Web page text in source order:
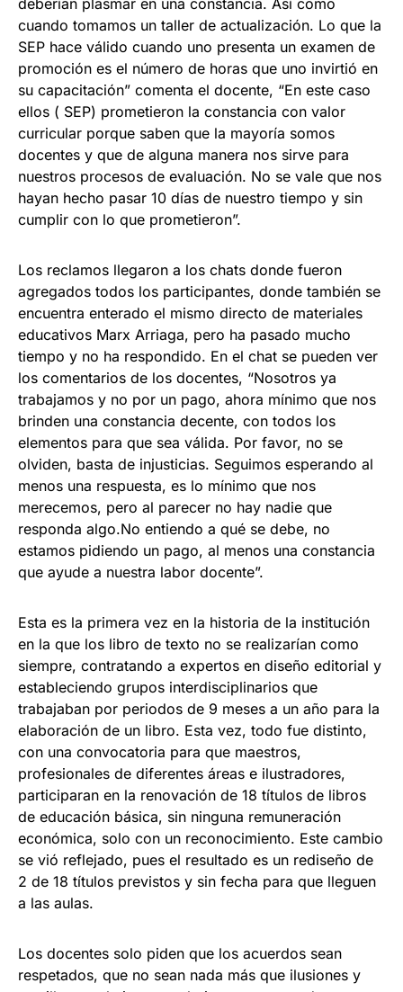
cuando tomamos un taller de actualización. Lo que la
SEP hace válido cuando uno presenta un examen de
promoción es el número de horas que uno invirtió en
su capacitación” comenta el docente, “En este caso
ellos ( SEP) prometieron la constancia con valor
curricular porque saben que la mayoría somos
docentes y que de alguna manera nos sirve para
nuestros procesos de evaluación. No se vale que nos
hayan hecho pasar 10 días de nuestro tiempo y sin
cumplir con lo que prometieron”.
Los reclamos llegaron a los chats donde fueron
agregados todos los participantes, donde también se
encuentra enterado el mismo directo de materiales
educativos Marx Arriaga, pero ha pasado mucho
tiempo y no ha respondido. En el chat se pueden ver
los comentarios de los docentes, “Nosotros ya
trabajamos y no por un pago, ahora mínimo que nos
brinden una constancia decente, con todos los
elementos para que sea válida. Por favor, no se
olviden, basta de injusticias. Seguimos esperando al
menos una respuesta, es lo mínimo que nos
merecemos, pero al parecer no hay nadie que
responda algo.No entiendo a qué se debe, no
estamos pidiendo un pago, al menos una constancia
que ayude a nuestra labor docente”.
Esta es la primera vez en la historia de la institución
en la que los libro de texto no se realizarían como
siempre, contratando a expertos en diseño editorial y
estableciendo grupos interdisciplinarios que
trabajaban por periodos de 9 meses a un año para la
elaboración de un libro. Esta vez, todo fue distinto,
con una convocatoria para que maestros,
profesionales de diferentes áreas e ilustradores,
participaran en la renovación de 18 títulos de libros
de educación básica, sin ninguna remuneración
económica, solo con un reconocimiento. Este cambio
se vió reflejado, pues el resultado es un rediseño de
2 de 18 títulos previstos y sin fecha para que lleguen
a las aulas.
Los docentes solo piden que los acuerdos sean
respetados, que no sean nada más que ilusiones y